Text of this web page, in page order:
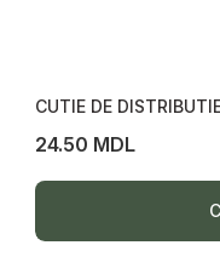
CUTIE DE
24.50 MDL